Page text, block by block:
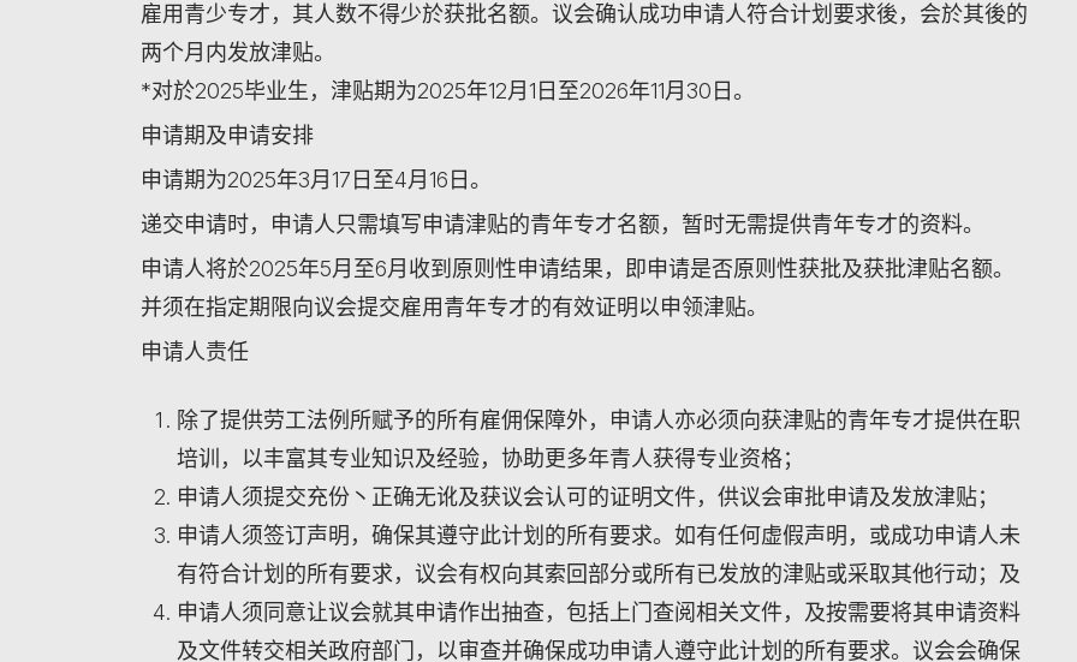
雇用青少专才，其人数不得少於获批名额。议会确认成功申请人符合计划要求後，会於其後的
两个月内发放津贴。
*对於2025毕业生，津贴期为2025年12月1日至2026年11月30日。
申请期及申请安排
申请期为2025年3月17日至4月16日。
递交申请时，申请人只需填写申请津贴的青年专才名额，暂时无需提供青年专才的资料。
申请人将於2025年5月至6月收到原则性申请结果，即申请是否原则性获批及获批津贴名额。
并须在指定期限向议会提交雇用青年专才的有效证明以申领津贴。
申请人责任
除了提供劳工法例所赋予的所有雇佣保障外，申请人亦必须向获津贴的青年专才提供在职
培训，以丰富其专业知识及经验，协助更多年青人获得专业资格；
申请人须提交充份丶正确无讹及获议会认可的证明文件，供议会审批申请及发放津贴；
申请人须签订声明，确保其遵守此计划的所有要求。如有任何虚假声明，或成功申请人未
有符合计划的所有要求，议会有权向其索回部分或所有已发放的津贴或采取其他行动；及
申请人须同意让议会就其申请作出抽查，包括上门查阅相关文件，及按需要将其申请资料
及文件转交相关政府部门，以审查并确保成功申请人遵守此计划的所有要求。议会会确保